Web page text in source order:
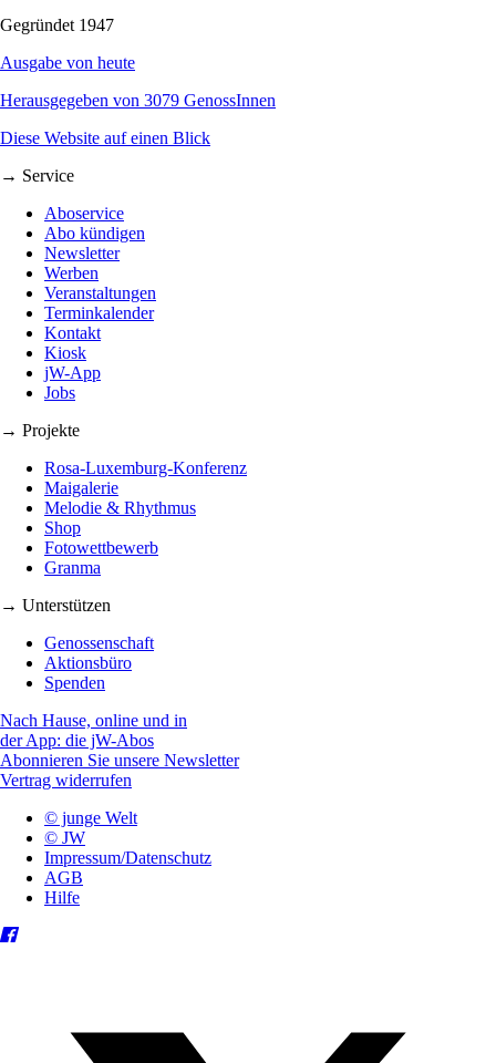
Gegründet 1947
Ausgabe von heute
Herausgegeben von 3079 GenossInnen
Diese Website auf einen Blick
→ Service
Aboservice
Abo kündigen
Newsletter
Werben
Veranstaltungen
Terminkalender
Kontakt
Kiosk
jW-App
Jobs
→ Projekte
Rosa-Luxemburg-Konferenz
Maigalerie
Melodie & Rhythmus
Shop
Fotowettbewerb
Granma
→ Unterstützen
Genossenschaft
Aktionsbüro
Spenden
Nach Hause, online und in
der App: die jW-Abos
Abonnieren Sie unsere Newsletter
Vertrag widerrufen
© junge Welt
© JW
Impressum/Datenschutz
AGB
Hilfe